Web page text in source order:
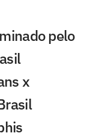
pelo
x